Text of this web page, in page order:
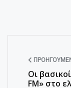
Οι
FM» στο